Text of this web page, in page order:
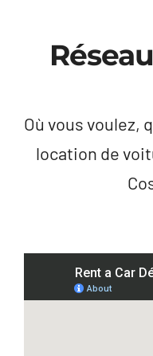
Où vous voulez,
location de